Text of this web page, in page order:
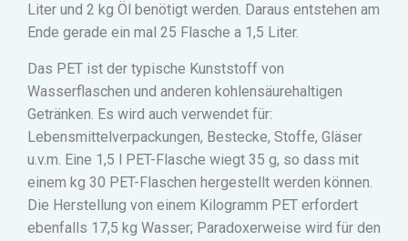
Liter und 2 kg Öl benötigt werden. Daraus entstehen am
Ende gerade ein mal 25 Flasche a 1,5 Liter.
Das PET ist der typische Kunststoff von
Wasserflaschen und anderen kohlensäurehaltigen
Getränken. Es wird auch verwendet für:
Lebensmittelverpackungen, Bestecke, Stoffe, Gläser
u.v.m. Eine 1,5 l PET-Flasche wiegt 35 g, so dass mit
einem kg 30 PET-Flaschen hergestellt werden können.
Die Herstellung von einem Kilogramm PET erfordert
ebenfalls 17,5 kg Wasser; Paradoxerweise wird für den